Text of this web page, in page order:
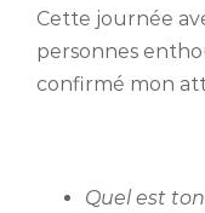
Cette journée
personnes
confirmé mon
Quel est